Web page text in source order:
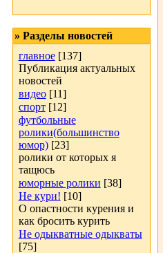
» Разделы новостей
главное [137]
Публикация актуальных
новостей
видео [11]
спорт [12]
футбольные
ролики(большинство
юмор) [23]
ролики от которых я
тащюсь
юморные ролики [38]
Не кури! [10]
О опастности курения и
как бросить курить
Не одыкватные одыкваты
[75]